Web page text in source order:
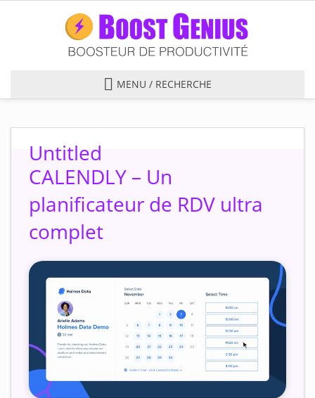
o
MENU / RECHERCHE
Untitled
CALENDLY – Un
planificateur de RDV ultra
complet